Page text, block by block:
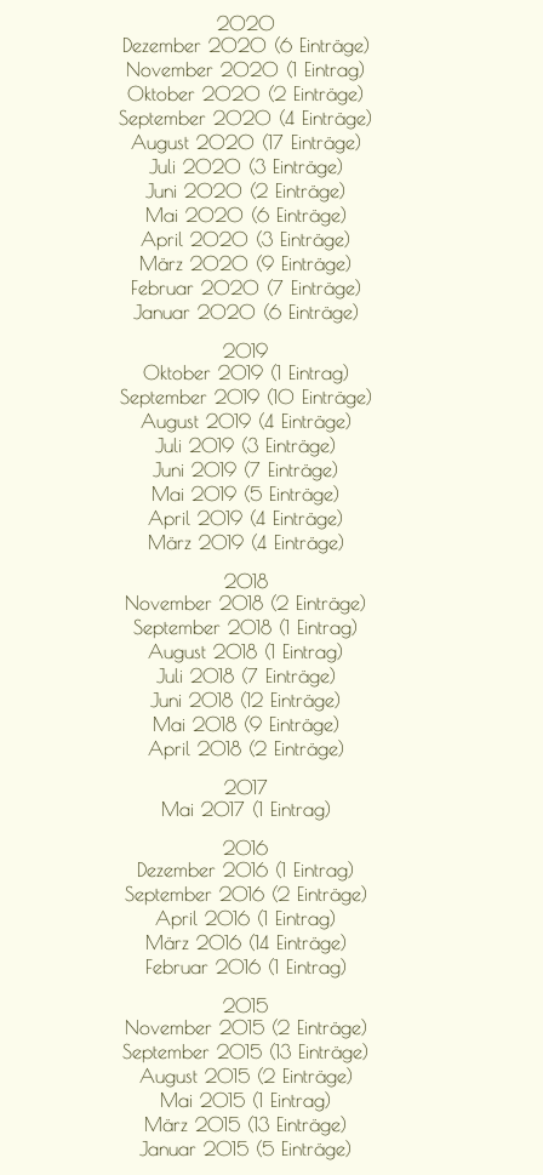
2020
Dezember 2020 (6 Einträge)
November 2020 (1 Eintrag)
Oktober 2020 (2 Einträge)
September 2020 (4 Einträge)
August 2020 (17 Einträge)
Juli 2020 (3 Einträge)
Juni 2020 (2 Einträge)
Mai 2020 (6 Einträge)
April 2020 (3 Einträge)
März 2020 (9 Einträge)
Februar 2020 (7 Einträge)
Januar 2020 (6 Einträge)
2019
Oktober 2019 (1 Eintrag)
September 2019 (10 Einträge)
August 2019 (4 Einträge)
Juli 2019 (3 Einträge)
Juni 2019 (7 Einträge)
Mai 2019 (5 Einträge)
April 2019 (4 Einträge)
März 2019 (4 Einträge)
2018
November 2018 (2 Einträge)
September 2018 (1 Eintrag)
August 2018 (1 Eintrag)
Juli 2018 (7 Einträge)
Juni 2018 (12 Einträge)
Mai 2018 (9 Einträge)
April 2018 (2 Einträge)
2017
Mai 2017 (1 Eintrag)
2016
Dezember 2016 (1 Eintrag)
September 2016 (2 Einträge)
April 2016 (1 Eintrag)
März 2016 (14 Einträge)
Februar 2016 (1 Eintrag)
2015
November 2015 (2 Einträge)
September 2015 (13 Einträge)
August 2015 (2 Einträge)
Mai 2015 (1 Eintrag)
März 2015 (13 Einträge)
Januar 2015 (5 Einträge)